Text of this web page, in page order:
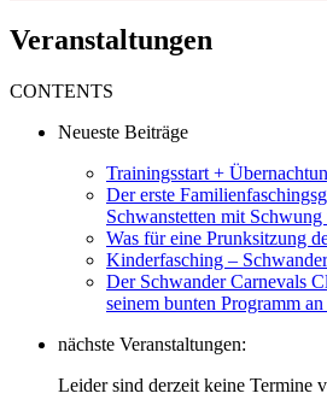
Veranstaltungen
CONTENTS
Neueste Beiträge
Trainingsstart +
Der erste
Schwanstetten mit Schwung
Was für eine Prunksitzung
Kinderfasching –
Der Schwander Carnevals
seinem bunten Programm
nächste Veranstaltungen:
Leider sind derzeit keine Termine